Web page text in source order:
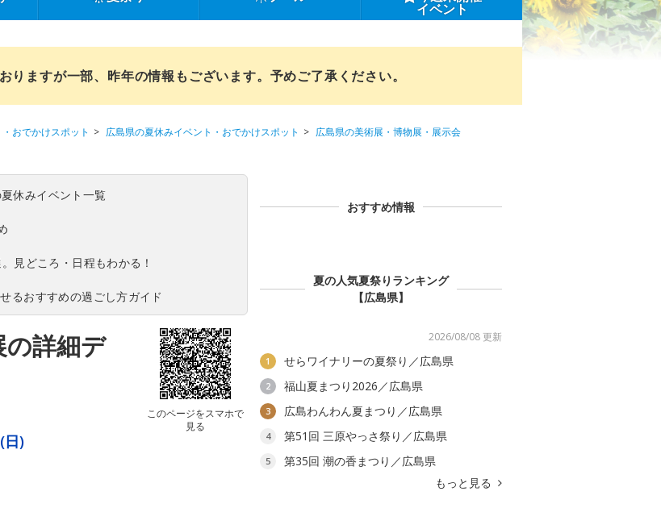
イベント
りますが一部、昨年の情報もございます。予めご了承ください。
おでかけスポット 広島県の夏休みイベント・おでかけスポット
広島県の美術展・博物展・展示会
休みイベント一覧
見どころ・日程もわかる！
るおすすめの過ごし方ガイド
詳細デ
このページをスマホで
見る
日)
おすすめ情報
夏の人気夏祭りランキング
【広島県】
2026/08/08 更新
1 せらワイナリーの夏祭り／広島県
2 福山夏まつり2026／広島県
3 広島わんわん夏まつり／広島県
4 第51回 三原やっさ祭り／広島県
5
第35回 潮の香まつり／広島県
もっと見る